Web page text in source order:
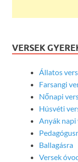
VERSEK
Állatos
Farsangi
Nőnapi
Húsvéti
Anyák napi
Ballagásra
Versek